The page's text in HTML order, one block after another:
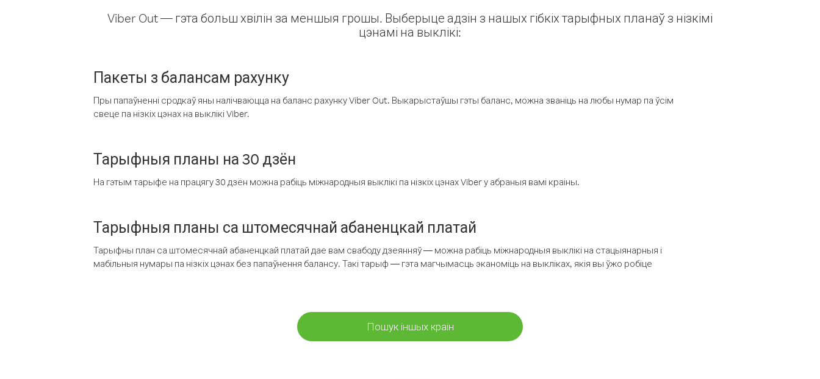
Viber Out — гэта больш хвілін за меншыя грошы. Выберыце адзін з нашых гібкіх тарыфных планаў з нізкімі
цэнамі на выклікі:
Пакеты з балансам рахунку
Пры папаўненні сродкаў яны налічваюцца на баланс рахунку Viber Out. Выкарыстаўшы гэты баланс, можна званіць на любы нумар па ўсім
свеце па нізкіх цэнах на выклікі Viber.
Тарыфныя планы на 30 дзён
На гэтым тарыфе на працягу 30 дзён можна рабіць міжнародныя выклікі па нізкіх цэнах Viber у абраныя вамі краіны.
Тарыфныя планы са штомесячнай абаненцкай платай
Тарыфны план са штомесячнай абаненцкай платай дае вам свабоду дзеянняў — можна рабіць міжнародныя выклікі на стацыянарныя і
мабільныя нумары па нізкіх цэнах без папаўнення балансу. Такі тарыф — гэта магчымасць эканоміць на выкліках, якія вы ўжо робіце
Пошук іншых краін